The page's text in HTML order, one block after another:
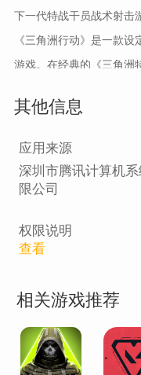
下一代特战干员战术射击
《三角洲行动》是一款
游戏。在经典的《三角洲
满危机的战场中，运用战
秘密潜入解决目标、驾驶
人的大战场对决……在这
其他信息
应用来源
深圳市腾讯计算机
限公司
权限说明
查看
相关游戏推荐